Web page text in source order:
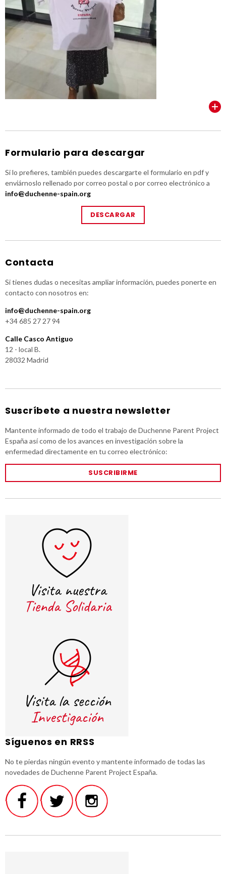
Formulario para descargar
Si lo prefieres, también puedes descargarte el formulario en pdf y
enviárnoslo rellenado por correo postal o por correo electrónico a
info@duchenne-spain.org
DESCARGAR
Contacta
Si tienes dudas o necesitas ampliar información, puedes ponerte en
contacto con nosotros en:
info@duchenne-spain.org
+34 685 27 27 94
Calle Casco Antiguo
12 - local B.
28032 Madrid
Suscríbete a nuestra newsletter
Mantente informado de todo el trabajo de Duchenne Parent Project
España así como de los avances en investigación sobre la
enfermedad directamente en tu correo electrónico:
SUSCRIBIRME
Síguenos en RRSS
No te pierdas ningún evento y mantente informado de todas las
novedades de Duchenne Parent Project España.